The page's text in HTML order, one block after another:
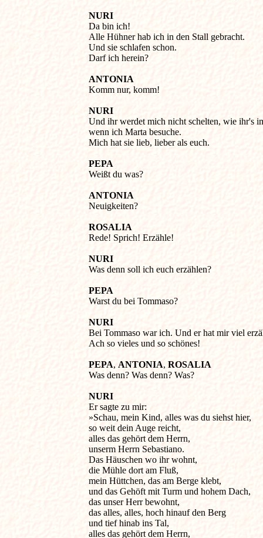
NURI
Da bin ich!
Alle Hühner hab ich in den Stall gebracht.
Und sie schlafen schon.
Darf ich herein?
ANTONIA
Komm nur, komm!
NURI
Und ihr werdet mich nicht schelten, wie ihr's
wenn ich Marta besuche.
Mich hat sie lieb, lieber als euch.
PEPA
Weißt du was?
ANTONIA
Neuigkeiten?
ROSALIA
Rede! Sprich! Erzähle!
NURI
Was denn soll ich euch erzählen?
PEPA
Warst du bei Tommaso?
NURI
Bei Tommaso war ich. Und er hat mir viel
Ach so vieles und so schönes!
PEPA, ANTONIA, ROSALIA
Was denn? Was denn? Was?
NURI
Er sagte zu mir:
»Schau, mein Kind, alles was du siehst hier,
so weit dein Auge reicht,
alles das gehört dem Herrn,
unserm Herrn Sebastiano.
Das Häuschen wo ihr wohnt,
die Mühle dort am Fluß,
mein Hüttchen, das am Berge klebt,
und das Gehöft mit Turm und hohem Dach,
das unser Herr bewohnt,
das alles, alles, hoch hinauf den Berg
und tief hinab ins Tal,
alles das gehört dem Herrn,